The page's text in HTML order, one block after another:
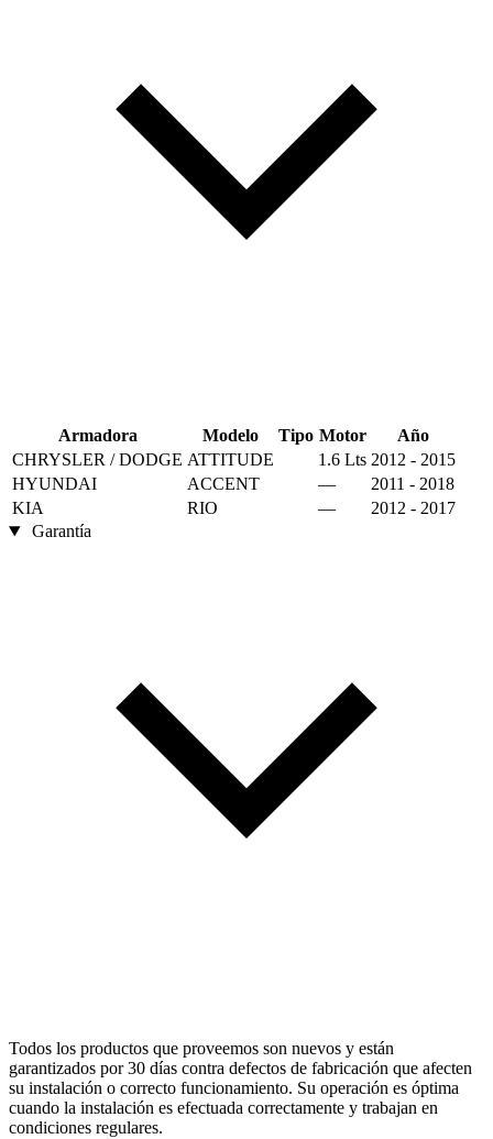
Armadora Modelo Tipo Motor
Año
CHRYSLER / DODGE ATTITUDE 1.6 Lts 2012 - 2015
HYUNDAI
ACCENT —
2011 - 2018
KIA
RIO —
2012 - 2017
Garantía
Todos los productos que proveemos son nuevos y están
garantizados por 30 días contra defectos de fabricación que afecten
su instalación o correcto funcionamiento. Su operación es óptima
cuando la instalación es efectuada correctamente y trabajan en
condiciones regulares.